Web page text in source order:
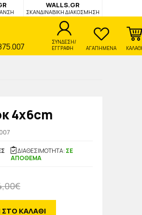
WALLS.GR
ΣΚΑΝΔΙΝΑΒΙΚΗ ΔΙΑΚΟΣΜΗΣΗ
ΣΥΝΔΕΣΗ/
ΕΓΓΡΑΦΗ
ΑΓΑΠΗΜΕΝΑ
4x6cm
ΔΙΑΘΕΣΙΜΟΤΗΤΑ: ΣΕ
ΑΠΟΘΕΜΑ
ΚΑΛΑΘΙ